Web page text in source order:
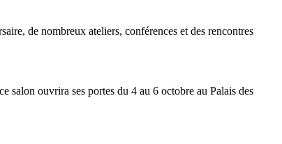
de nombreux ateliers, conférences et des rencontres
salon ouvrira ses portes du 4 au 6 octobre au Palais des